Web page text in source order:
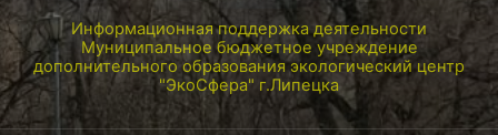
Информационная поддержка деятельности
Муниципальное бюджетное учреждение
дополнительного образования экологический центр
"ЭкоСфера" г.Липецка